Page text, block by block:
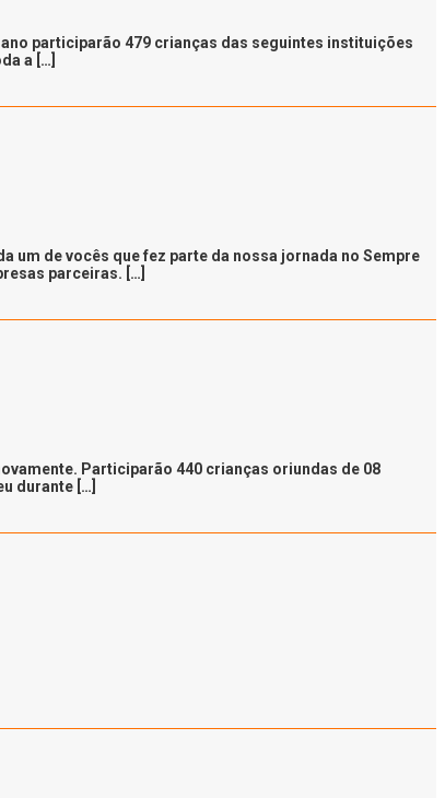
participarão 479 crianças das seguintes instituições
a […]
um de vocês que fez parte da nossa jornada no Sempre
parceiras. […]
Participarão 440 crianças oriundas de 08
durante […]